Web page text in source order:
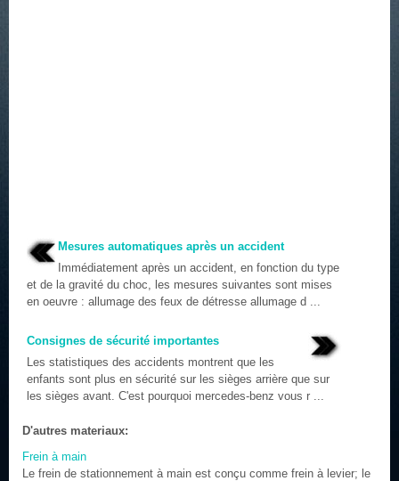
Mesures automatiques après un accident
Immédiatement après un accident, en fonction du type
et de la gravité du choc, les mesures suivantes sont mises
en oeuvre : allumage des feux de détresse allumage d ...
Consignes de sécurité importantes
Les statistiques des accidents montrent que les
enfants sont plus en sécurité sur les sièges arrière que sur
les sièges avant. C'est pourquoi mercedes-benz vous r ...
D'autres materiaux:
Frein à main
Le frein de stationnement à main est conçu comme frein à levier; le